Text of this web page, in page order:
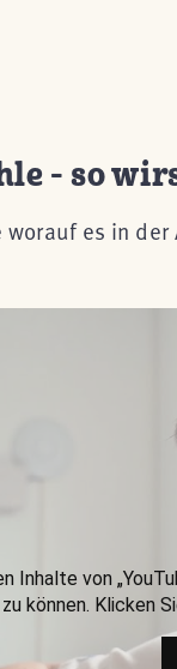
- so
es in